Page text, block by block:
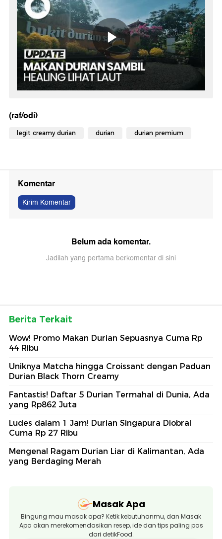
(raf/odi)
legit creamy durian durian durian premium
Komentar
Kirim Komentar
Belum ada komentar.
Jadilah yang pertama berkomentar di sini
Berita Terkait
Wow! Promo Makan Durian Sepuasnya Cuma Rp
44 Ribu
Uniknya Matcha hingga Croissant dengan Paduan
Durian Black Thorn Creamy
Fantastis! Daftar 5 Durian Termahal di Dunia, Ada
yang Rp862 Juta
Ludes dalam 1 Jam! Durian Singapura Diobral
Cuma Rp 27 Ribu
Mengenal Ragam Durian Liar di Kalimantan, Ada
yang Berdaging Merah
Masak Apa
Bingung mau masak apa? Ketik kebutuhanmu, dan Masak
Apa akan merekomendasikan resep, ide dan tips paling pas
dari detikFood.